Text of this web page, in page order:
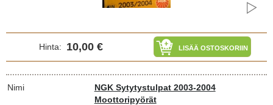
Hinta: 10,00 € LISÄÄ OSTOSKORIIN
Nimi
NGK Sytytystulpat 2003-2004
Moottoripyörät